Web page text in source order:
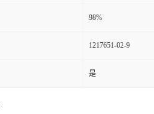
98%
1217651-02-9
是